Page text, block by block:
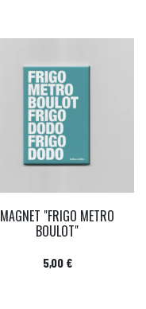
MAGNET "FRIGO METRO
BOULOT"
Prix
5,00 €